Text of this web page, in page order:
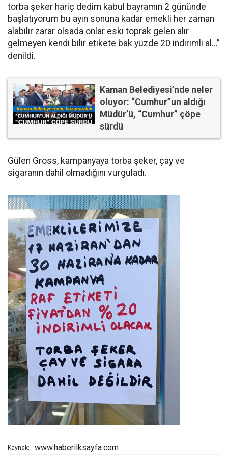
torba şeker hariç dedim kabul bayramın 2 gününde
başlatıyorum bu ayın sonuna kadar emekli her zaman
alabilir zarar olsada onlar eski toprak gelen alır
gelmeyen kendi bilir etikete bak yüzde 20 indirimli al…”
denildi.
Kaman Belediyesi’nde neler
oluyor: “Cumhur”un aldığı
Müdür’ü, “Cumhur” çöpe
sürdü
Gülen Gross, kampanyaya torba şeker, çay ve
sigaranın dahil olmadığını vurguladı.
Kaynak: www.haberilksayfa.com